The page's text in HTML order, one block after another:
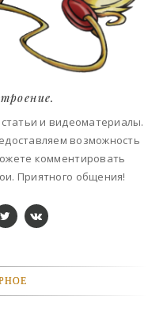
и видеоматериалы.
возможность
комментировать
Приятного общения!